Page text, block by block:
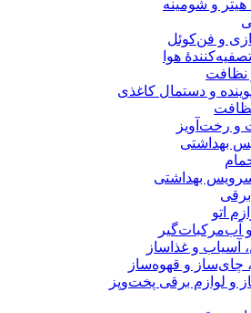
هیتر و شومینه
و فن‌کوئل
هوا
و دستمال کاغذی
و رخت‌آویز
بهداشتی
بهداشتی
اتو
و آب‌مرکبات‌گیر
آسیاب و غذاساز
چای‌ساز و قهوه‌ساز
و لوازم برقی پخت‌وپز